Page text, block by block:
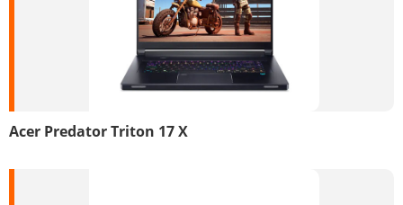
Acer Predator Triton 17 X